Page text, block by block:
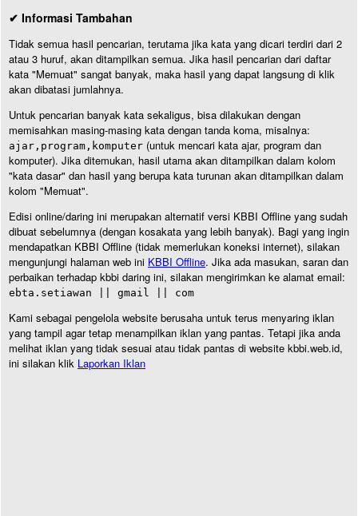
✔ Informasi Tambahan
Tidak semua hasil pencarian, terutama jika kata yang dicari terdiri dari 2
atau 3 huruf, akan ditampilkan semua. Jika hasil pencarian dari daftar
kata "Memuat" sangat banyak, maka hasil yang dapat langsung di klik
akan dibatasi jumlahnya.
Untuk pencarian banyak kata sekaligus, bisa dilakukan dengan
memisahkan masing-masing kata dengan tanda koma, misalnya:
ajar,program,komputer (untuk mencari kata ajar, program dan
komputer). Jika ditemukan, hasil utama akan ditampilkan dalam kolom
"kata dasar" dan hasil yang berupa kata turunan akan ditampilkan dalam
kolom "Memuat".
Edisi online/daring ini merupakan alternatif versi KBBI Offline yang sudah
dibuat sebelumnya (dengan kosakata yang lebih banyak). Bagi yang ingin
mendapatkan KBBI Offline (tidak memerlukan koneksi internet), silakan
mengunjungi halaman web ini KBBI Offline. Jika ada masukan, saran dan
perbaikan terhadap kbbi daring ini, silakan mengirimkan ke alamat email:
ebta.setiawan || gmail || com
Kami sebagai pengelola website berusaha untuk terus menyaring iklan
yang tampil agar tetap menampilkan iklan yang pantas. Tetapi jika anda
melihat iklan yang tidak sesuai atau tidak pantas di website kbbi.web.id,
ini silakan klik Laporkan Iklan